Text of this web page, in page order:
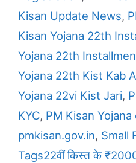
Kisan Update News,
Kisan Yojana 22th
Yojana 22th
Yojana 22th Kist Kab
Yojana 22vi Kist Jari,
KYC, PM Kisan
pmkisan.gov.in, Small
Tags22वीं किस्त के